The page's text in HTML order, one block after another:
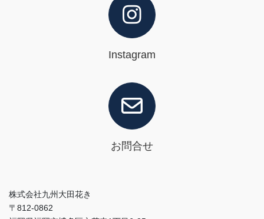
Instagram
お問合せ
株式会社九州大田花き
〒812-0862